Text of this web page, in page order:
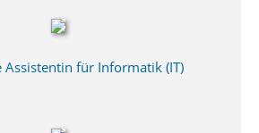
Assistentin für Informatik (IT)